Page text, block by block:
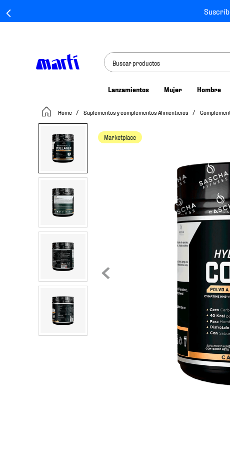
Buscar productos
Lanzamientos Mujer Hombre
Suplementos y complementos Alimenticios
Marketplace
tenis mujer
tenis hombre
tenis niño